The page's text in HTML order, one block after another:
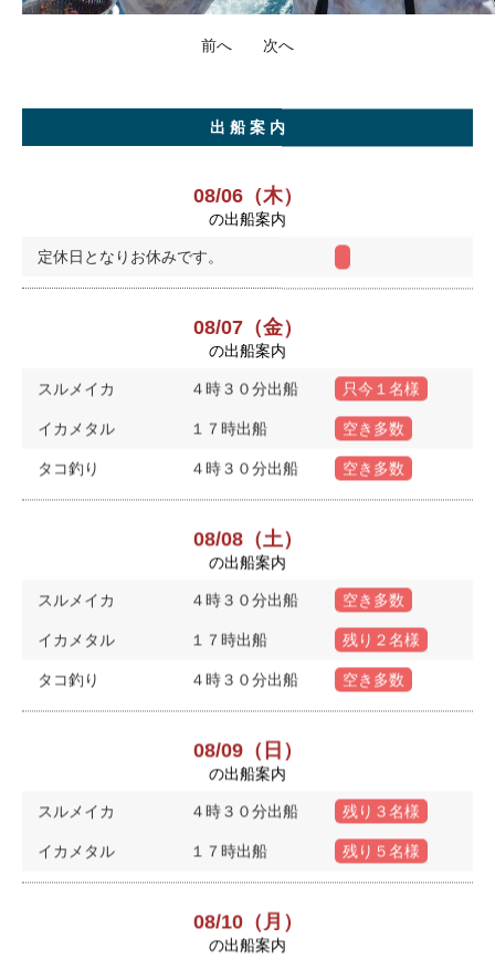
前へ 次へ
出 船 案 内
08/06（木）
の出船案内
定休日となりお休みです。
08/07（金）
の出船案内
スルメイカ ４時３０分出船 只今１名様
イカメタル １７時出船 空き多数
タコ釣り ４時３０分出船 空き多数
08/08（土）
の出船案内
スルメイカ ４時３０分出船 空き多数
イカメタル １７時出船 残り２名様
タコ釣り ４時３０分出船 空き多数
08/09（日）
の出船案内
スルメイカ ４時３０分出船 残り３名様
イカメタル １７時出船 残り５名様
08/10（月）
の出船案内